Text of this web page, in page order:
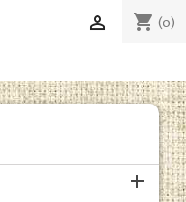
shopping_cart (0)

